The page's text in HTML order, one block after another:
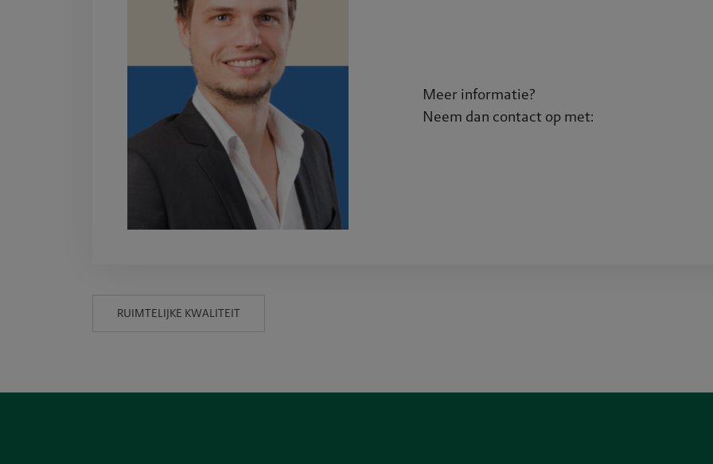
Meer informatie?
Neem dan contact op met:
RUIMTELIJKE KWALITEIT